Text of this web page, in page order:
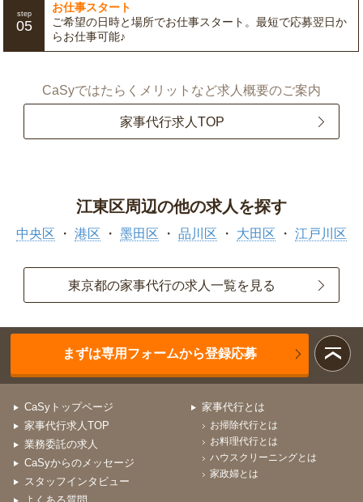
step
05
お仕事スタート
ご希望の日時と場所でお仕事スタート。最短で応募翌日か
らお仕事可能♪
CaSyではたらくメリットなど求人概要のご案内
家事代行求人TOP
江東区周辺の他の求人を探す
中央区 港区 墨田区 品川区 大田区 江戸川区
東京都の家事代行の求人一覧を見る
まずは専用フォームから登録応募
CaSyトップページ
家事代行求人TOP
業務委託の求人
CaSyからのメッセージ
スタッフインタビュー
家事代行とは
お掃除代行とは
お料理代行とは
ハウスクリーニングとは
家政婦とは